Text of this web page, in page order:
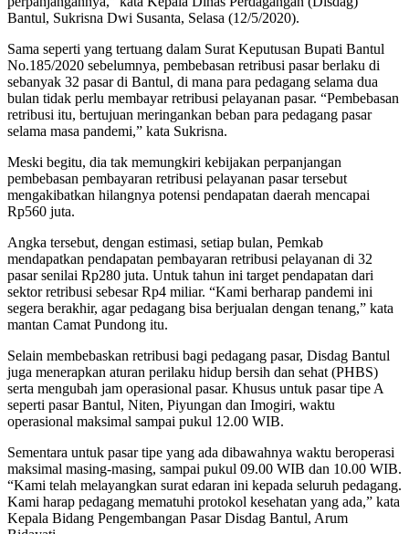
Bantul, Sukrisna Dwi Susanta, Selasa (12/5/2020).
Sama seperti yang tertuang dalam Surat Keputusan Bupati Bantul
No.185/2020 sebelumnya, pembebasan retribusi pasar berlaku di
sebanyak 32 pasar di Bantul, di mana para pedagang selama dua
bulan tidak perlu membayar retribusi pelayanan pasar. “Pembebasan
retribusi itu, bertujuan meringankan beban para pedagang pasar
selama masa pandemi,” kata Sukrisna.
Meski begitu, dia tak memungkiri kebijakan perpanjangan
pembebasan pembayaran retribusi pelayanan pasar tersebut
mengakibatkan hilangnya potensi pendapatan daerah mencapai
Rp560 juta.
Angka tersebut, dengan estimasi, setiap bulan, Pemkab
mendapatkan pendapatan pembayaran retribusi pelayanan di 32
pasar senilai Rp280 juta. Untuk tahun ini target pendapatan dari
sektor retribusi sebesar Rp4 miliar. “Kami berharap pandemi ini
segera berakhir, agar pedagang bisa berjualan dengan tenang,” kata
mantan Camat Pundong itu.
Selain membebaskan retribusi bagi pedagang pasar, Disdag Bantul
juga menerapkan aturan perilaku hidup bersih dan sehat (PHBS)
serta mengubah jam operasional pasar. Khusus untuk pasar tipe A
seperti pasar Bantul, Niten, Piyungan dan Imogiri, waktu
operasional maksimal sampai pukul 12.00 WIB.
Sementara untuk pasar tipe yang ada dibawahnya waktu beroperasi
maksimal masing-masing, sampai pukul 09.00 WIB dan 10.00 WIB.
“Kami telah melayangkan surat edaran ini kepada seluruh pedagang.
Kami harap pedagang mematuhi protokol kesehatan yang ada,” kata
Kepala Bidang Pengembangan Pasar Disdag Bantul, Arum